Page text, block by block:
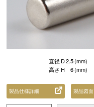
直径 D2.5(mm)
高さ H 6(mm)
製品仕様詳細 製品図面